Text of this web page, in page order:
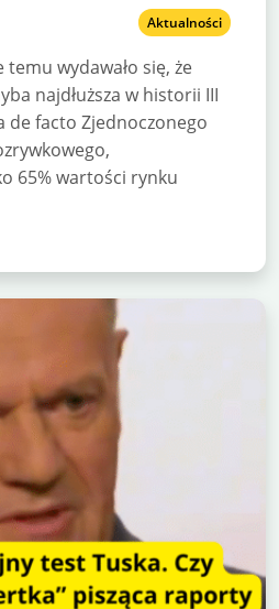
Aktualności
wydawało się, że
najdłuższa w historii III
de facto Zjednoczonego
65% wartości rynku